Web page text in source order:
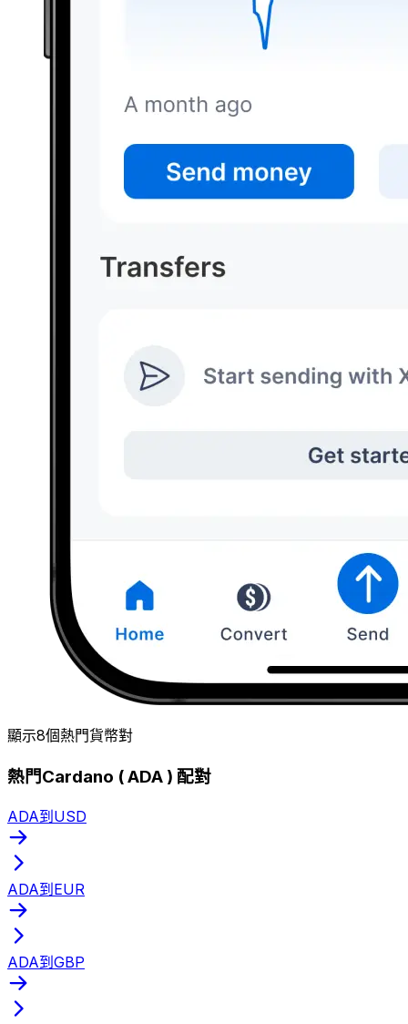
顯示8個熱門貨幣對
熱門Cardano ( ADA ) 配對
ADA到USD
ADA到EUR
ADA到GBP